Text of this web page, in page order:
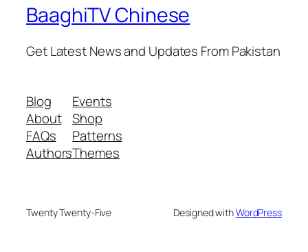
BaaghiTV Chinese
Get Latest News and Updates From Pakistan
Blog
About
FAQs
Authors
Events
Shop
Patterns
Themes
Twenty Twenty-Five Designed withWordPress